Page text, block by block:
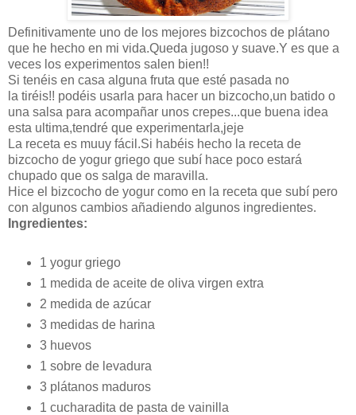
Definitivamente uno de los mejores bizcochos de plátano
que he hecho en mi vida.Queda jugoso y suave.Y es que a
veces los experimentos salen bien!!
Si tenéis en casa alguna fruta que esté pasada no
la tiréis!! podéis usarla para hacer un bizcocho,un batido o
una salsa para acompañar unos crepes...que buena idea
esta ultima,tendré que experimentarla,jeje
La receta es muuy fácil.Si habéis hecho la receta de
bizcocho de yogur griego que subí hace poco estará
chupado que os salga de maravilla.
Hice el bizcocho de yogur como en la receta que subí pero
con algunos cambios añadiendo algunos ingredientes.
Ingredientes:
1 yogur griego
1 medida de aceite de oliva virgen extra
2 medida de azúcar
3 medidas de harina
3 huevos
1 sobre de levadura
3 plátanos maduros
1 cucharadita de pasta de vainilla